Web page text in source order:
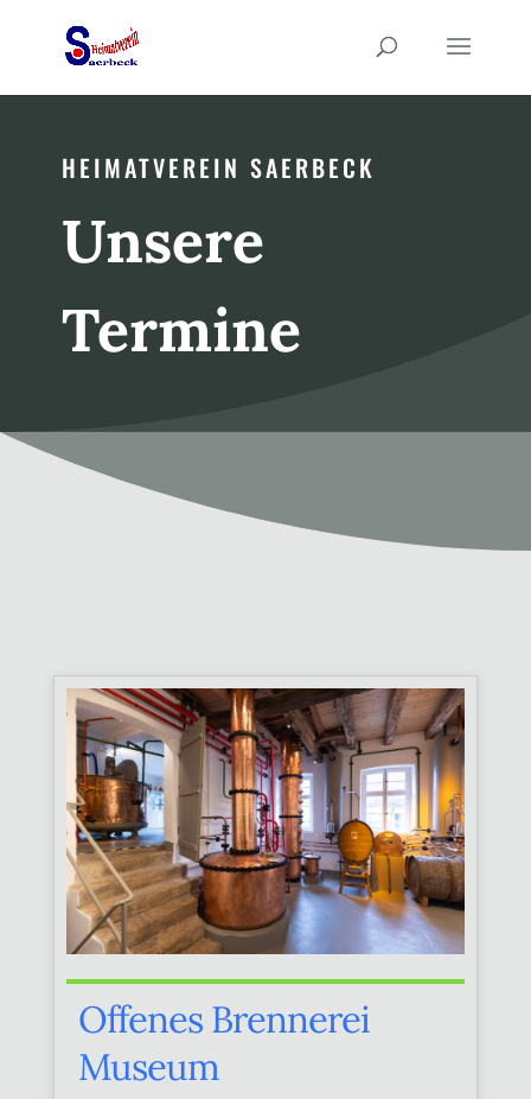
HEIMATVEREIN SAERBECK
Unsere
Termine
Offenes Brennerei
Museum